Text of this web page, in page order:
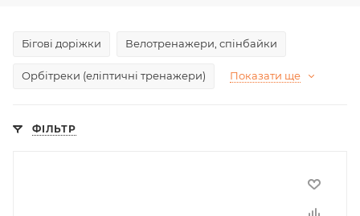
Бігові доріжки Велотренажери, спінбайки
Орбітреки (еліптичні тренажери) Показати ще
ФІЛЬТР